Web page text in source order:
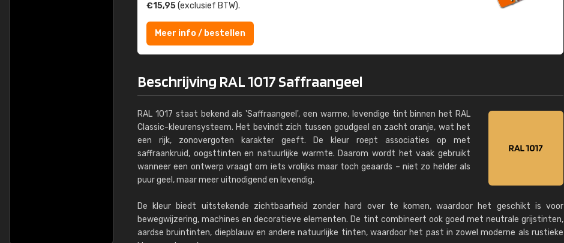
€15,95(exclusief BTW).
Meer info / bestellen
Beschrijving RAL 1017 Saffraangeel
RAL 1017 staat bekend als 'Saffraangeel', een warme, levendige tint binnen het RAL
Classic-kleurensysteem. Het bevindt zich tussen goudgeel en zacht oranje, wat het
een rijk, zonovergoten karakter geeft. De kleur roept associaties op met
saffraankruid, oogsttinten en natuurlijke warmte. Daarom wordt het vaak gebruikt
wanneer een ontwerp vraagt ​​om iets vrolijks maar toch geaards – niet zo helder als
puur geel, maar meer uitnodigend en levendig.
De kleur biedt uitstekende zichtbaarheid zonder hard over te komen, waardoor het geschikt is voor
bewegwijzering, machines en decoratieve elementen. De tint combineert ook goed met neutrale grijstinten,
aardse bruintinten, diepblauw en andere natuurlijke tinten, waardoor het past in zowel moderne als rustieke